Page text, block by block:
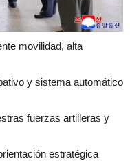
movilidad, alta
y sistema automático
fuerzas artilleras y
estratégica